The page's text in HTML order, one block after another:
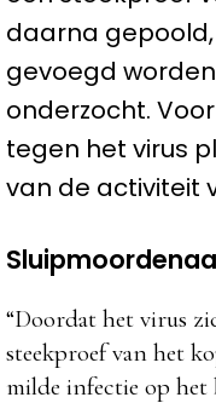
daarna
gevoegd
onderzocht.
tegen het virus
van de activiteit
“Doordat het virus
steekproef van het
milde infectie op